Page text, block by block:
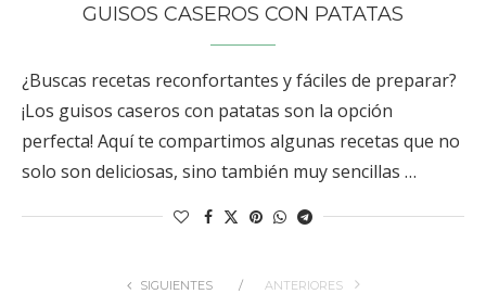
GUISOS CASEROS CON PATATAS
¿Buscas recetas reconfortantes y fáciles de preparar?
¡Los guisos caseros con patatas son la opción
perfecta! Aquí te compartimos algunas recetas que no
solo son deliciosas, sino también muy sencillas …
SIGUIENTES ANTERIORES